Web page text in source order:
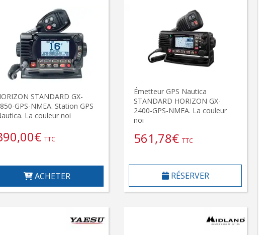
STANDARD GX-
GPS-NMEA. Station GPS
La couleur noi
€ TTC
ACHETER
Émetteur GPS Nautica
STANDARD HORIZON GX-
2400-GPS-NMEA. La couleur
noi
561,78€ TTC
RÉSERVER